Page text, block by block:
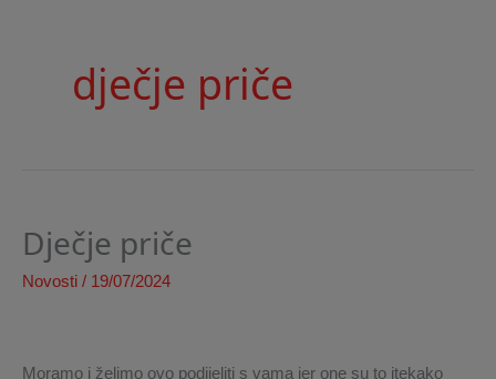
dječje priče
Dječje priče
Novosti / 19/07/2024
Moramo i želimo ovo podijeliti s vama jer one su to itekako
Dječje
priče